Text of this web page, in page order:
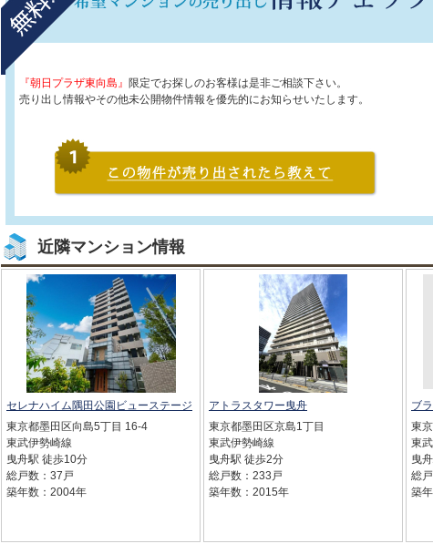
『朝日プラザ東向島』 限定でお探しのお客様は是非ご相談下さい。
売り出し情報やその他未公開物件情報を優先的にお知らせいたします。
近隣マンション情報
セレナハイム隅田公園ビューステージ
東京都墨田区向島5丁目 16-4
東武伊勢崎線
曳舟駅 徒歩10分
総戸数：37戸
築年数：2004年
アトラスタワー曳舟
東京都墨田区京島1丁目
東武伊勢崎線
曳舟駅 徒歩2分
総戸数：233戸
築年数：2015年
ブ
東
東
曳
総戸
築